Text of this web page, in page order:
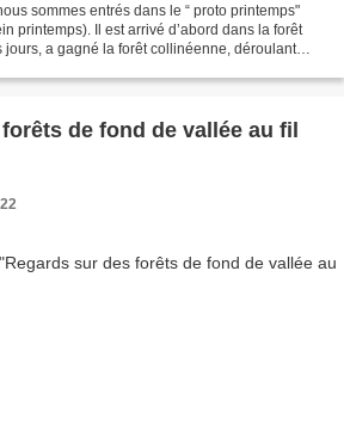
sommes entrés dans le “ proto printemps"
printemps). Il est arrivé d’abord dans la forêt
a gagné la forêt collinéenne, déroulant
de fond de vallée au fil